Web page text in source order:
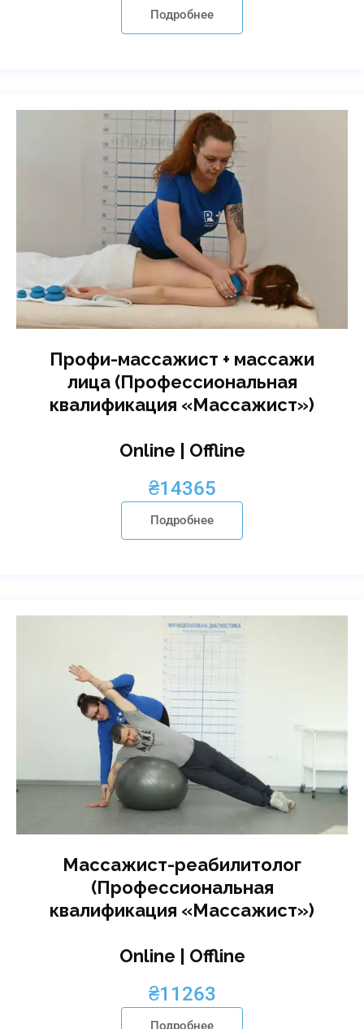
Подробнее
Профи-массажист + массажи
лица (Профессиональная
квалификация «Массажист»)
Online | Offline
₴14365
Подробнее
Массажист-реабилитолог
(Профессиональная
квалификация «Массажист»)
Online | Offline
₴11263
Подробнее